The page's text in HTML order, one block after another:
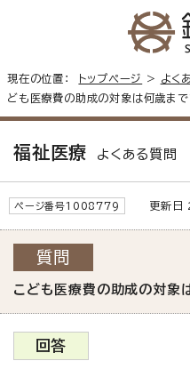
現在の位置： トップページ > よく
ども医療費の助成の対象は何歳ま
福祉医療 よくある質問
ページ番号1008779 更新日
質問
こども医療費の助成の対象
回答